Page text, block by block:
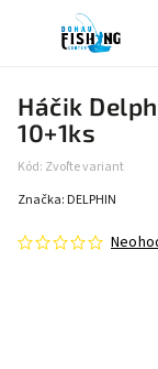
Háčik
10+1ks
Kód: Zvoľte variant
Značka: DELPHIN